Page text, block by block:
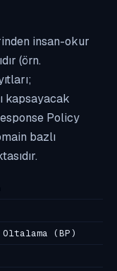
insan-okur
(örn.
kapsayacak
Policy
bazlı
(BP)